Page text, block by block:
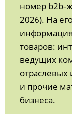
номер
2026). На
информация
товаров:
ведущих
отраслевых
и прочие
бизнеса.